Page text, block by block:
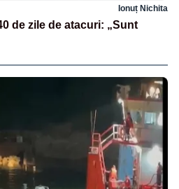
Ionuț Nichita
de zile de atacuri: „Sunt